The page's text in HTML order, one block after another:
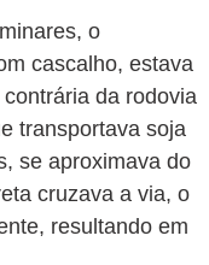
o
cascalho, estava
da rodovia
transportava soja
se aproximava do
cruzava a via, o
resultando em